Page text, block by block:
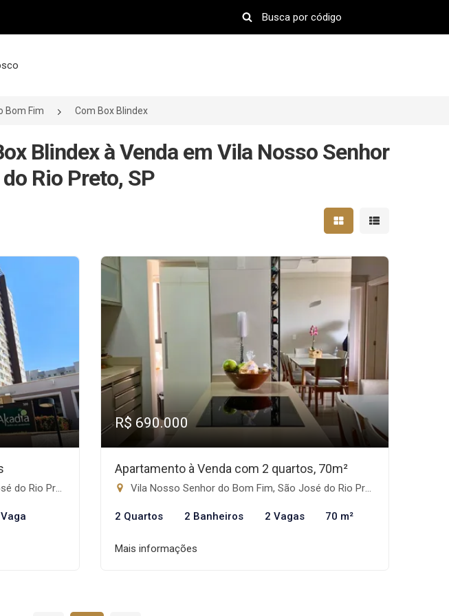
Bom Fim Com Box Blindex
Blindex à Venda em Vila Nosso Senhor
Rio Preto, SP
Mostrar resultados em
Mostrar
Rio Preto-SP
R$ 690.000
Apartamento à Venda com 2 quartos, 70m²
Vila Nosso Senhor do Bom Fim, São José do Rio Preto-SP
2 Quartos 2 Banheiros 2 Vagas 70 m²
Mais informações